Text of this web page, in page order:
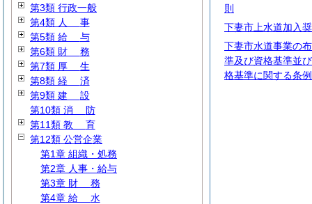
則
下妻市上水道加入
下妻市水道事業の
準及び資格基準並
格基準に関する条例
第3類 行政一般
第4類 人 事
第5類 給 与
第6類 財 務
第7類 厚 生
第8類 経 済
第9類 建 設
第10類 消 防
第11類 教 育
第12類 公営企業
第1章 組織・処務
第2章 人事・給与
第3章 財 務
第4章 給 水